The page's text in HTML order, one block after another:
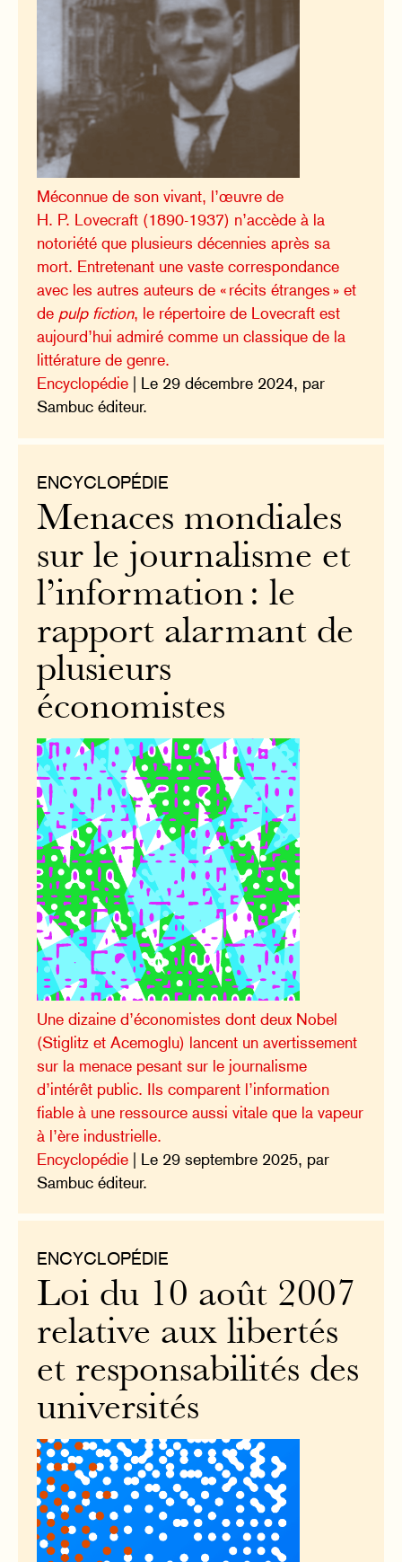
Méconnue de son vivant, l’œuvre de
H. P. Lovecraft (1890-1937) n’accède à la
notoriété que plusieurs décennies après sa
mort. Entretenant une vaste correspondance
avec les autres auteurs de « récits étranges » et
de pulp fiction, le répertoire de Lovecraft est
aujourd’hui admiré comme un classique de la
littérature de genre.
Encyclopédie | Le 29 décembre 2024, par
Sambuc éditeur.
ENCYCLOPÉDIE
Menaces mondiales
sur le journalisme et
l’information : le
rapport alarmant de
plusieurs
économistes
Une dizaine d’économistes dont deux Nobel
(Stiglitz et Acemoglu) lancent un avertissement
sur la menace pesant sur le journalisme
d’intérêt public. Ils comparent l’information
fiable à une ressource aussi vitale que la vapeur
à l’ère industrielle.
Encyclopédie | Le 29 septembre 2025, par
Sambuc éditeur.
ENCYCLOPÉDIE
Loi du 10 août 2007
relative aux libertés
et responsabilités des
universités